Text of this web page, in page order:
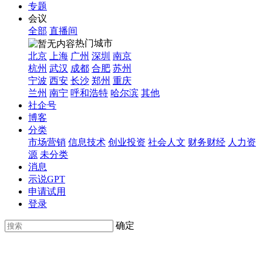
专题
会议
全部 直播间
热门城市
北京
上海 广州 深圳 南京
杭州 武汉 成都 合肥 苏州
宁波 西安 长沙 郑州 重庆
兰州 南宁 呼和浩特 哈尔滨 其他
社企号
博客
分类
市场营销 信息技术 创业投资 社会人文 财务财经 人力资
源 未分类
消息
示说GPT
申请试用
登录
确定